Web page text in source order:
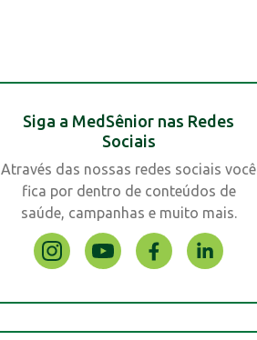
Siga a MedSênior nas Redes
Sociais
Através das nossas redes sociais você
fica por dentro de conteúdos de
saúde, campanhas e muito mais.